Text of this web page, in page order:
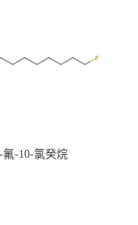
氟-10-氯癸烷